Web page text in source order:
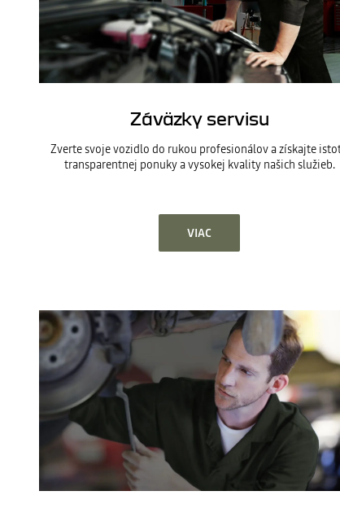
Záväzky servisu
Zverte svoje vozidlo do rukou profesionálov a získajte
transparentnej ponuky a vysokej kvality našich služieb.
VIAC